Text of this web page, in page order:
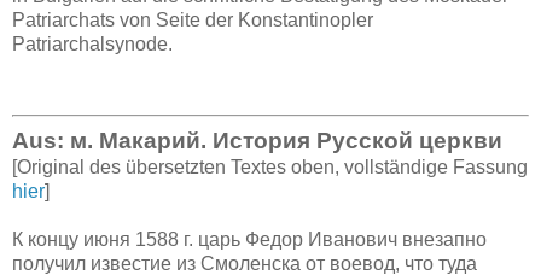
Patriarchats von Seite der Konstantinopler
Patriarchalsynode.
Aus: м. Макарий. История Русской церкви
[Original des übersetzten Textes oben, vollständige Fassung
hier]
К концу июня 1588 г. царь Федор Иванович внезапно
получил известие из Смоленска от воевод, что туда